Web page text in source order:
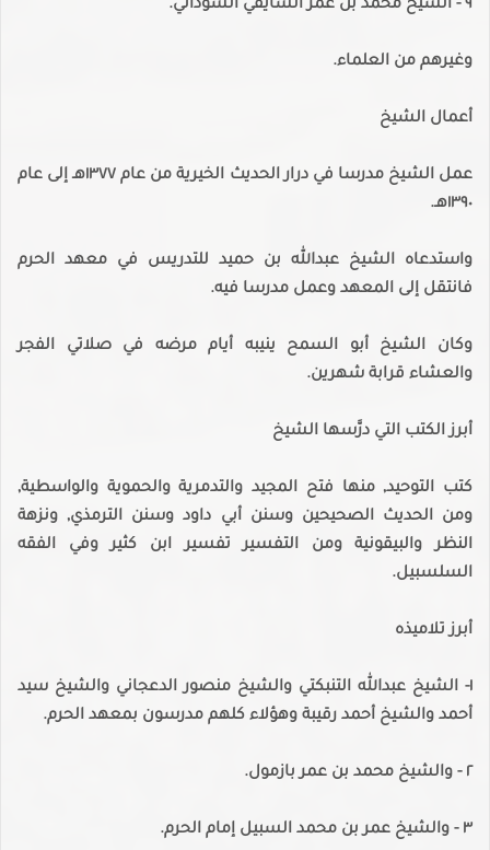
٩ - الشيخ محمد بن عمر الشايقي السوداني.
وغيرهم من العلماء.
أعمال الشيخ
عمل الشيخ مدرسا في درار الحديث الخيرية من عام ١٣٧٧هـ إلى عام
١٣٩٠هـ.
واستدعاه الشيخ عبدالله بن حميد للتدريس في معهد الحرم
فانتقل إلى المعهد وعمل مدرسا فيه.
وكان الشيخ أبو السمح ينيبه أيام مرضه في صلاتي الفجر
والعشاء قرابة شهرين.
أبرز الكتب التي درَّسها الشيخ
كتب التوحيد, منها فتح المجيد والتدمرية والحموية والواسطية,
ومن الحديث الصحيحين وسنن أبي داود وسنن الترمذي, ونزهة
النظر والبيقونية ومن التفسير تفسير ابن كثير وفي الفقه
السلسبيل.
أبرز تلاميذه
١- الشيخ عبدالله التنبكتي والشيخ منصور الدعجاني والشيخ سيد
أحمد والشيخ أحمد رقيبة وهؤلاء كلهم مدرسون بمعهد الحرم.
٢ - والشيخ محمد بن عمر بازمول.
٣ - والشيخ عمر بن محمد السبيل إمام الحرم.